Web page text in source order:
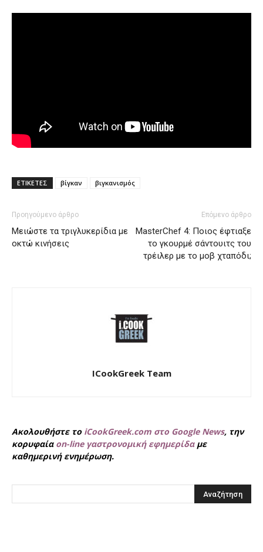
ΕΤΙΚΕΤΕΣ βίγκαν βιγκανισμός
Προηγούμενο άρθρο
Μειώστε τα τριγλυκερίδια με
οκτώ κινήσεις
Επόμενο άρθρο
MasterChef 4: Ποιος έφτιαξε
το γκουρμέ σάντουιτς του
τρέιλερ με το μοβ χταπόδι;
ICookGreek Team
Ακολουθήστε το iCookGreek.com στο Google News, την
κορυφαία on-line γαστρονομική εφημερίδαμε
καθημερινή ενημέρωση.